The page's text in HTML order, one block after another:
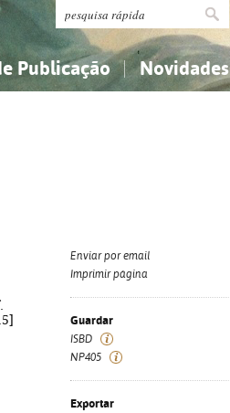
Publicação Novidades
Enviar por email
Imprimir página
Guardar
ISBD
NP405
Exportar